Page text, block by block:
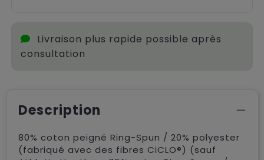
Livraison plus rapide possible après
consultation
Description
80% coton peigné Ring-Spun / 20% polyester
(fabriqué avec des fibres CiCLO®) (sauf